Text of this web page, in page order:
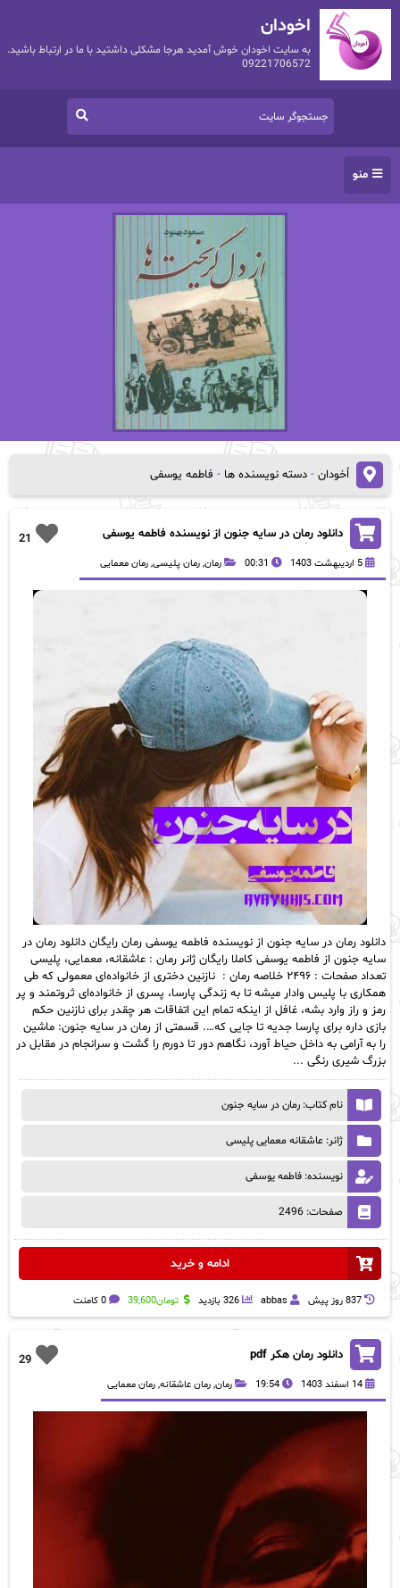
اخودان
به سایت اخودان خوش آمدید هرجا مشکلی داشتید با ما در ارتباط باشید.
09221706572
منو
اُخودان- دسته نویسنده ها - فاطمه یوسفی
21
دانلود رمان در سایه جنون از نویسنده فاطمه یوسفی
5 اردیبهشت 1403 00:31 رمان, رمان پلیسی, رمان معمایی
دانلود رمان در سایه جنون از نویسنده فاطمه یوسفی رمان رایگان دانلود رمان در
سایه جنون از فاطمه یوسفی کاملا رایگان ژانر رمان : عاشقانه، معمایی، پلیسی
تعداد صفحات : ۲۴۹۶ خلاصه رمان : نازنین دختری از خانواده‌ای معمولی که طی
همکاری با پلیس وادار میشه تا به زندگی پارسا، پسری از خانواده‌ای ثروتمند و پر
رمز و راز وارد بشه، غافل از اینکه تمام این اتفاقات هر چقدر برای نازنین حکم
بازی داره برای پارسا جدیه تا جایی که…. قسمتی از رمان در سایه جنون: ماشین
را به آرامی به داخل حیاط آورد، نگاهم دور تا دورم را گشت و سرانجام در مقابل در
بزرگ شیری رنگی ...
نام کتاب: رمان در سایه جنون
ژانر: عاشقانه معمایی پلیسی
نویسنده: فاطمه یوسفی
صفحات: 2496
ادامه و خرید
837 روز پيش abbas 326 بازدید تومان39,600 0 کامنت
29 دانلود رمان هکر pdf
14 اسفند 1403 19:54 رمان, رمان عاشقانه, رمان معمایی